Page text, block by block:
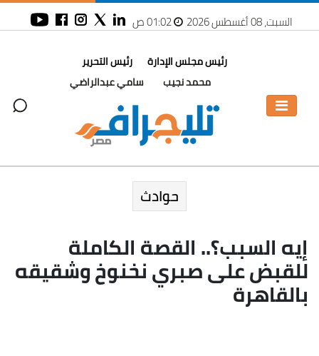
السبت، 08 أغسطس 2026 01:02 ص
رئيس مجلس الإدارة
محمد نجيب
رئيس التحرير
سامي عبدالراضي
حوادث
إيه السبب؟.. القصة الكاملة
للقبض على صبري نخنوخ وشقيقه
بالقاهرة